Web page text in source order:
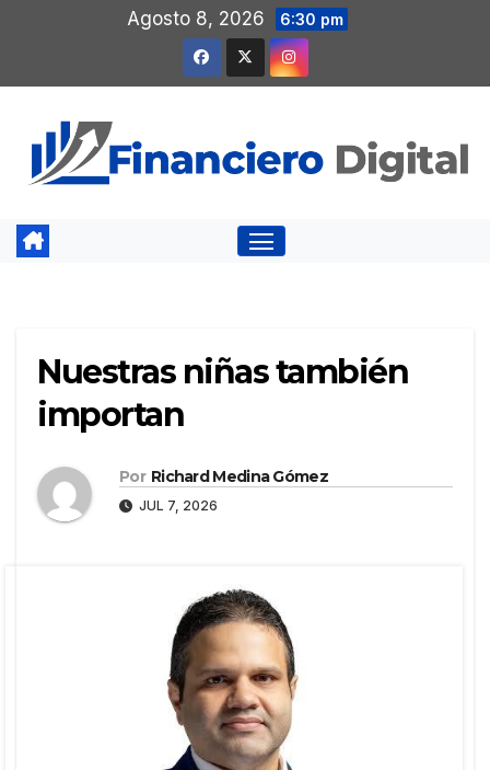
contenido
Agosto 8, 2026 6:30 pm
Nuestras niñas también
importan
Por Richard Medina Gómez
JUL 7, 2026